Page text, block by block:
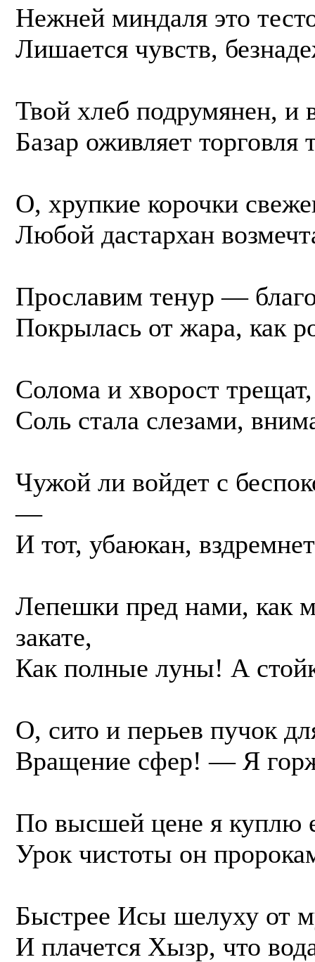
Нежней миндаля это
Лишается чувств,
Твой хлеб подрумянен, и
Базар оживляет торговля
О, хрупкие корочки
Любой дастархан
Прославим тенур —
Покрылась от жара, как
Солома и хворост
Соль стала слезами,
Чужой ли войдет с
—
И тот, убаюкан,
Лепешки пред нами, как
закате,
Как полные луны! А
О, сито и перьев пучок
Вращение сфер! — Я
По высшей цене я куплю
Урок чистоты он
Быстрее Исы шелуху от
И плачется Хызр, что